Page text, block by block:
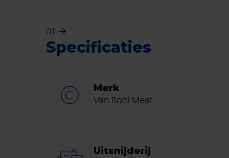
01
Specificaties
Merk
Van Rooi Meat
Uitsnijderij